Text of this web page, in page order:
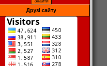
Друзі сайту